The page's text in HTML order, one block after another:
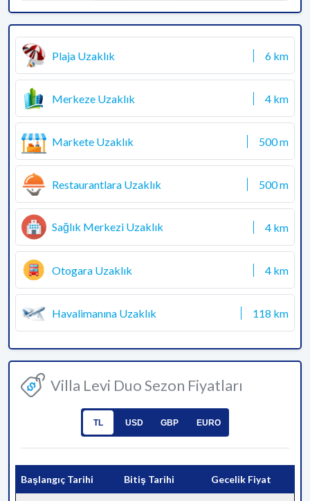
Plaja Uzaklık 6 km
Merkeze Uzaklık 4 km
Markete Uzaklık 500 m
Restaurantlara Uzaklık 500 m
Sağlık Merkezi Uzaklık 4 km
Otogara Uzaklık 4 km
Havalimanına Uzaklık 118 km
Villa Levi Duo Sezon Fiyatları
TL USD GBP EURO
Başlangıç Tarihi Bitiş Tarihi Gecelik Fiyat